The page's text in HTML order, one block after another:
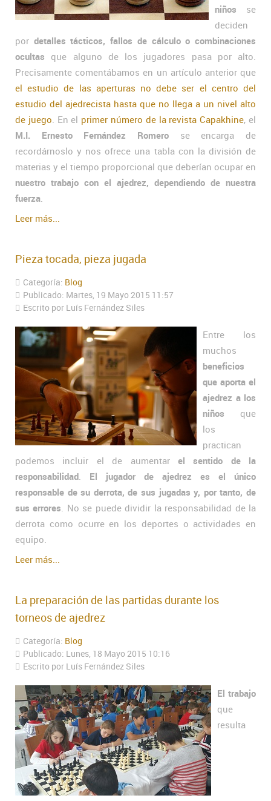
niños se
deciden
por detalles tácticos, fallos de cálculo o combinaciones
ocultas que alguno de los jugadores pasa por alto.
Precisamente comentábamos en un artículo anterior que
el estudio de las aperturas no debe ser el centro del
estudio del ajedrecista hasta que no llega a un nivel alto
de juego . En el primer número de la revista Capakhine, el
M.I. Ernesto Fernández Romero se encarga de
recordárnoslo y nos ofrece una tabla con la división de
materias y el tiempo proporcional que deberían ocupar en
nuestro trabajo con el ajedrez, dependiendo de nuestra
fuerza
Leer más...
Pieza tocada, pieza jugada
Categoría: Blog
Publicado: Martes, 19 Mayo 2015 11:57
Escrito por Luís Fernández Siles
Entre los
muchos
beneficios
que aporta el
ajedrez a los
niños que
los
practican
podemos incluir el de aumentar el sentido de la
responsabilidad
El jugador de ajedrez es el único
responsable de su derrota, de sus jugadas y, por tanto, de
sus errores . No se puede dividir la responsabilidad de la
derrota como ocurre en los deportes o actividades en
equipo.
Leer más...
La preparación de las partidas durante los
torneos de ajedrez
Categoría: Blog
Publicado: Lunes, 18 Mayo 2015 10:16
Escrito por Luís Fernández Siles
El trabajo
que
resulta